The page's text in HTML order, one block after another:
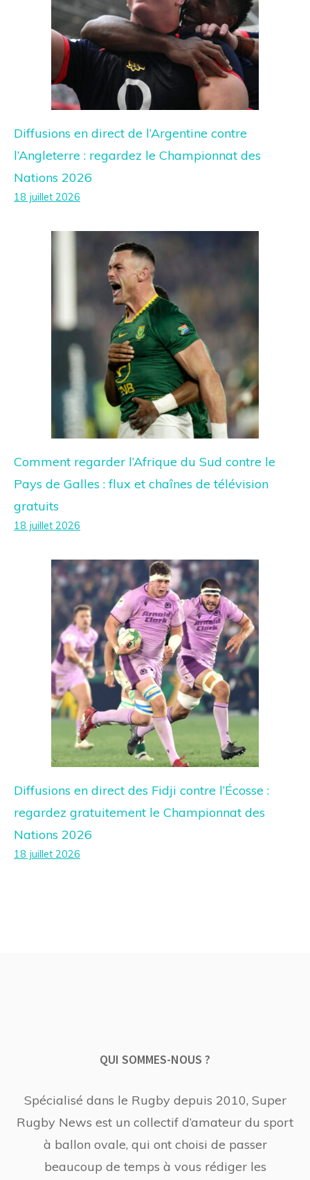
Diffusions en direct de l’Argentine contre
l’Angleterre : regardez le Championnat des
Nations 2026
18 juillet 2026
Comment regarder l’Afrique du Sud contre le
Pays de Galles : flux et chaînes de télévision
gratuits
18 juillet 2026
Diffusions en direct des Fidji contre l’Écosse :
regardez gratuitement le Championnat des
Nations 2026
18 juillet 2026
QUI SOMMES-NOUS ?
Spécialisé dans le Rugby depuis 2010, Super
Rugby News est un collectif d’amateur du sport
à ballon ovale, qui ont choisi de passer
beaucoup de temps à vous rédiger les